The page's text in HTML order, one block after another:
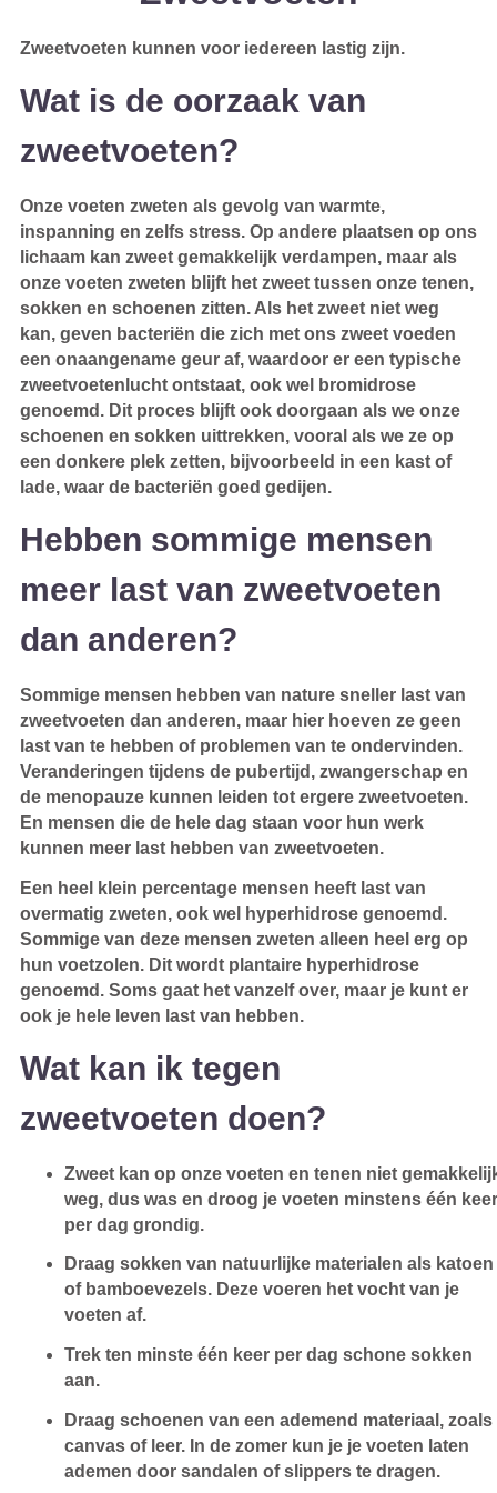
Zweetvoeten kunnen voor iedereen lastig zijn.
Wat is de oorzaak van
zweetvoeten?
Onze voeten zweten als gevolg van warmte,
inspanning en zelfs stress. Op andere plaatsen op ons
lichaam kan zweet gemakkelijk verdampen, maar als
onze voeten zweten blijft het zweet tussen onze tenen,
sokken en schoenen zitten. Als het zweet niet weg
kan, geven bacteriën die zich met ons zweet voeden
een onaangename geur af, waardoor er een typische
zweetvoetenlucht ontstaat, ook wel bromidrose
genoemd. Dit proces blijft ook doorgaan als we onze
schoenen en sokken uittrekken, vooral als we ze op
een donkere plek zetten, bijvoorbeeld in een kast of
lade, waar de bacteriën goed gedijen.
Hebben sommige mensen
meer last van zweetvoeten
dan anderen?
Sommige mensen hebben van nature sneller last van
zweetvoeten dan anderen, maar hier hoeven ze geen
last van te hebben of problemen van te ondervinden.
Veranderingen tijdens de pubertijd, zwangerschap en
de menopauze kunnen leiden tot ergere zweetvoeten.
En mensen die de hele dag staan voor hun werk
kunnen meer last hebben van zweetvoeten.
Een heel klein percentage mensen heeft last van
overmatig zweten, ook wel hyperhidrose genoemd.
Sommige van deze mensen zweten alleen heel erg op
hun voetzolen. Dit wordt plantaire hyperhidrose
genoemd. Soms gaat het vanzelf over, maar je kunt er
ook je hele leven last van hebben.
Wat kan ik tegen
zweetvoeten doen?
Zweet kan op onze voeten en tenen niet
weg, dus was en droog je voeten minstens één keer
per dag grondig.
Draag sokken van natuurlijke materialen als katoen
of bamboevezels. Deze voeren het vocht van je
voeten af.
Trek ten minste één keer per dag schone sokken
aan.
Draag schoenen van een ademend materiaal, zoals
canvas of leer. In de zomer kun je je voeten laten
ademen door sandalen of slippers te dragen.